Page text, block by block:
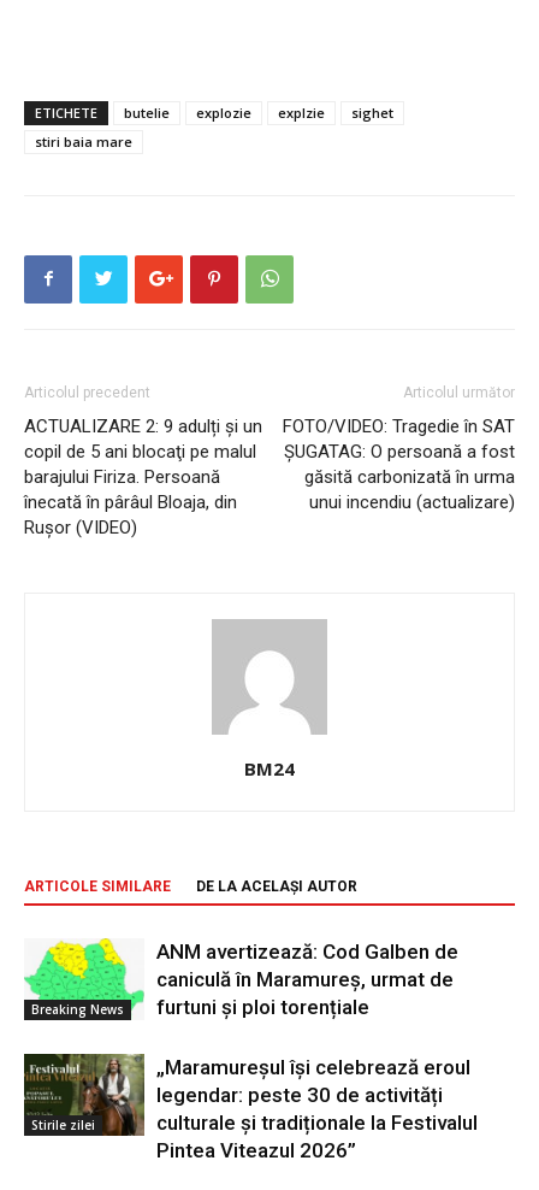
ETICHETE butelie explozie explzie
sighet
stiri baia mare
Articolul precedent
ACTUALIZARE 2: 9 adulți și un
copil de 5 ani blocaţi pe malul
barajului Firiza. Persoană
înecată în pârâul Bloaja, din
Rușor (VIDEO)
Articolul următor
FOTO/VIDEO: Tragedie în SAT
ŞUGATAG: O persoană a fost
găsită carbonizată în urma
unui incendiu (actualizare)
BM24
ARTICOLE SIMILARE DE LA ACELAȘI AUTOR
Breaking News
ANM avertizează: Cod Galben de
caniculă în Maramureș, urmat de
furtuni și ploi torențiale
Stirile zilei
„Maramureșul își celebrează eroul
legendar: peste 30 de activități
culturale și tradiționale la Festivalul
Pintea Viteazul 2026”